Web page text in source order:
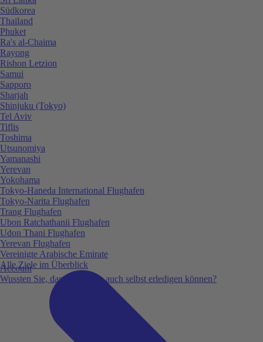
Account
Wussten Sie, dass Sie vieles auch selbst erledigen können?
Südkorea
Thailand
Phuket
Ra's al-Chaima
Rayong
Rishon Letzion
Samui
Sapporo
Sharjah
Shinjuku (Tokyo)
Tel Aviv
Tiflis
Toshima
Utsunomiya
Yamanashi
Yerevan
Yokohama
Tokyo-Haneda International Flughafen
Tokyo-Narita Flughafen
Trang Flughafen
Ubon Ratchathanii Flughafen
Udon Thani Flughafen
Yerevan Flughafen
Vereinigte Arabische Emirate
Alle Ziele im Überblick